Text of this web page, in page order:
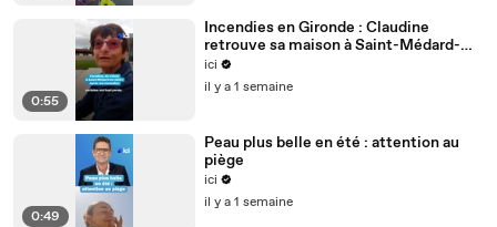
0:55
Incendies en Gironde : Claudine
retrouve sa maison à Saint-Médard-
en-Jalles
ici
il y a 1 semaine
0:49
Peau plus belle en été : attention au
piège
ici
il y a 1 semaine